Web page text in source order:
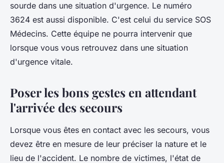
sourde dans une situation d'urgence. Le numéro
3624 est aussi disponible. C'est celui du service SOS
Médecins. Cette équipe ne pourra intervenir que
lorsque vous vous retrouvez dans une situation
d'urgence vitale.
Poser les bons gestes en attendant
l'arrivée des secours
Lorsque vous êtes en contact avec les secours, vous
devez être en mesure de leur préciser la nature et le
lieu de l'accident. Le nombre de victimes, l'état de